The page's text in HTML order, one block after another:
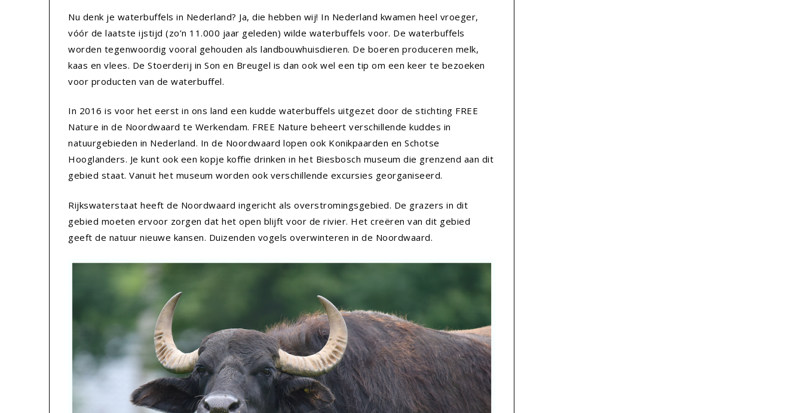
Nu denk je waterbuffels in Nederland? Ja, die hebben wij! In Nederland kwamen heel vroeger,
vóór de laatste ijstijd (zo’n 11.000 jaar geleden) wilde waterbuffels voor. De waterbuffels
worden tegenwoordig vooral gehouden als landbouwhuisdieren. De boeren produceren melk,
kaas en vlees. De Stoerderij in Son en Breugel is dan ook wel een tip om een keer te bezoeken
voor producten van de waterbuffel.
In 2016 is voor het eerst in ons land een kudde waterbuffels uitgezet door de stichting FREE
Nature in de Noordwaard te Werkendam. FREE Nature beheert verschillende kuddes in
natuurgebieden in Nederland. In de Noordwaard lopen ook Konikpaarden en Schotse
Hooglanders. Je kunt ook een kopje koffie drinken in het Biesbosch museum die grenzend aan dit
gebied staat. Vanuit het museum worden ook verschillende excursies georganiseerd.
Rijkswaterstaat heeft de Noordwaard ingericht als overstromingsgebied. De grazers in dit
gebied moeten ervoor zorgen dat het open blijft voor de rivier. Het creëren van dit gebied
geeft de natuur nieuwe kansen. Duizenden vogels overwinteren in de Noordwaard.